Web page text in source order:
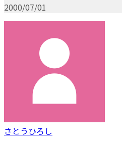
2000/07/01
さとうひろし